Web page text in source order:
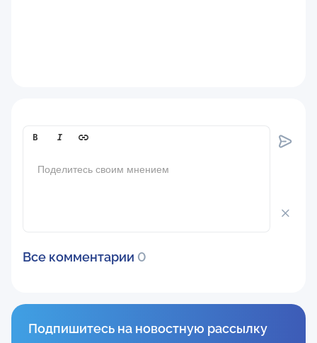
Comment[text]
Все комментарии 0
Подпишитесь на новостную рассылку